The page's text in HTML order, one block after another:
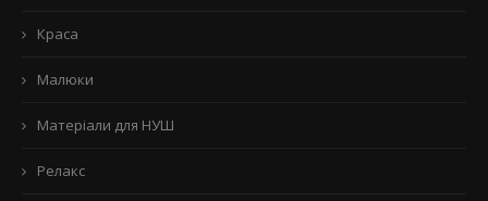
Краса
Малюки
Матеріали для НУШ
Релакс